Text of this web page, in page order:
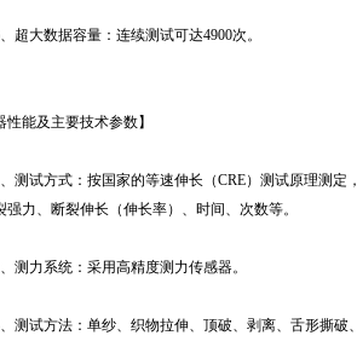
大数据容量：连续测试可达4900次。
性能及主要技术参数】
试方式：按国家的等速伸长（CRE）测试原理测定
强力、断裂伸长（伸长率）、时间、次数等。
力系统：采用高精度测力传感器。
试方法：单纱、织物拉伸、顶破、剥离、舌形撕破